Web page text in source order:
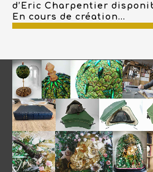
d’Eric Charpentier
En cours de création...